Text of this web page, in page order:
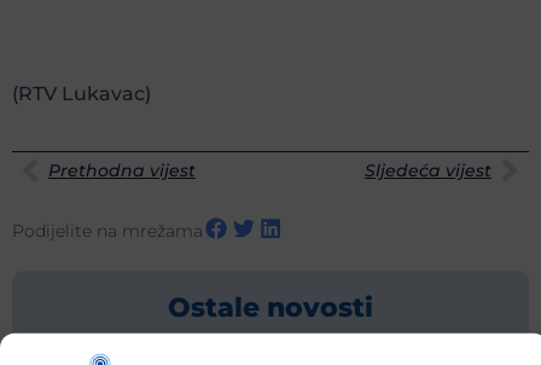
(RTV Lukavac)
Prethodna vijest Sljedeća vijest
Podijelite na mrežama
Ostale novosti